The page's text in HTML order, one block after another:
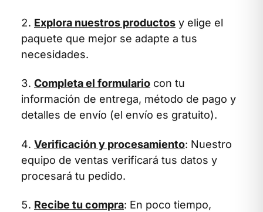
Explora nuestros productos y elige el
paquete que mejor se adapte a tus
necesidades.
Completa el formulario con tu
información de entrega, método de pago y
detalles de envío (el envío es gratuito).
Verificación y procesamiento: Nuestro
equipo de ventas verificará tus datos y
procesará tu pedido.
Recibe tu compra: En poco tiempo,